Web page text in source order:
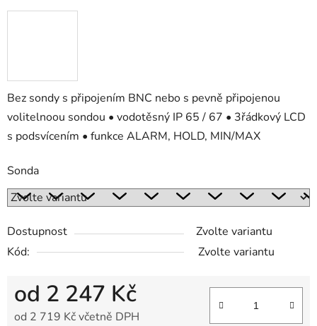
Bez sondy s připojením BNC nebo s pevně připojenou
volitelnoou sondou • vodotěsný IP 65 / 67 • 3řádkový LCD
s podsvícením • funkce ALARM, HOLD, MIN/MAX
Sonda
Dostupnost
Zvolte variantu
Kód:
Zvolte variantu
od 2 247 Kč
od 2 719 Kčvčetně DPH